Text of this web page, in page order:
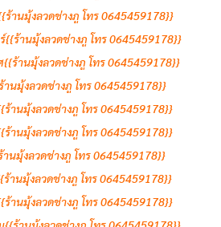
านมุ้งลวดช่างภู โทร 0645459178}}
{{ร้านมุ้งลวดช่างภู โทร 0645459178}}
ร้านมุ้งลวดช่างภู โทร 0645459178}}
นมุ้งลวดช่างภู โทร 0645459178}}
านมุ้งลวดช่างภู โทร 0645459178}}
านมุ้งลวดช่างภู โทร 0645459178}}
นมุ้งลวดช่างภู โทร 0645459178}}
านมุ้งลวดช่างภู โทร 0645459178}}
านมุ้งลวดช่างภู โทร 0645459178}}